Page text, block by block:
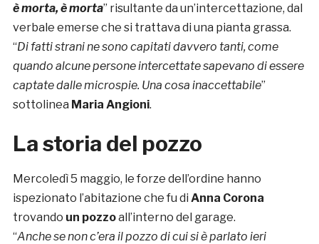
è morta, è morta” risultante da un’intercettazione, dal
verbale emerse che si trattava di una pianta grassa.
“Di fatti strani ne sono capitati davvero tanti, come
quando alcune persone intercettate sapevano di essere
captate dalle microspie. Una cosa inaccettabile”
sottolinea Maria Angioni.
La storia del pozzo
Mercoledì 5 maggio, le forze dell’ordine hanno
ispezionato l’abitazione che fu di Anna Corona
trovando un pozzoall’interno del garage.
“Anche se non c’era il pozzo di cui si è parlato ieri